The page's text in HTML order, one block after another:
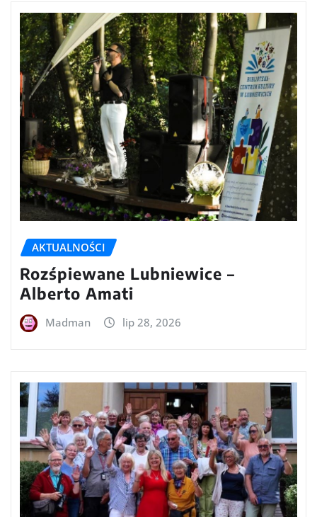
AKTUALNOŚCI
Rozśpiewane Lubniewice –
Alberto Amati
Madman lip 28, 2026